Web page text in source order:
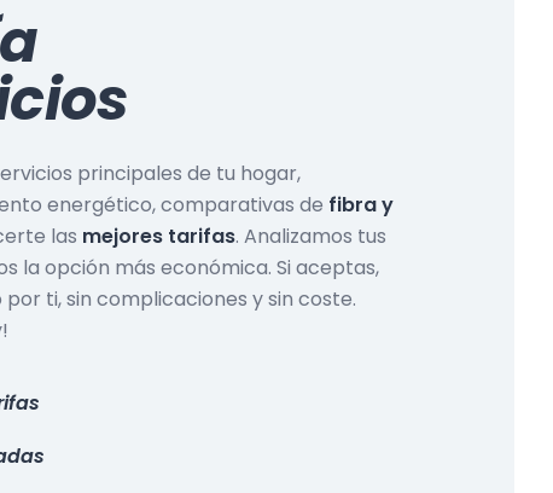
principales de tu hogar,
energético, comparativas de fibra y
las mejores tarifas. Analizamos tus
la opción más económica. Si aceptas,
ti, sin complicaciones y sin coste.